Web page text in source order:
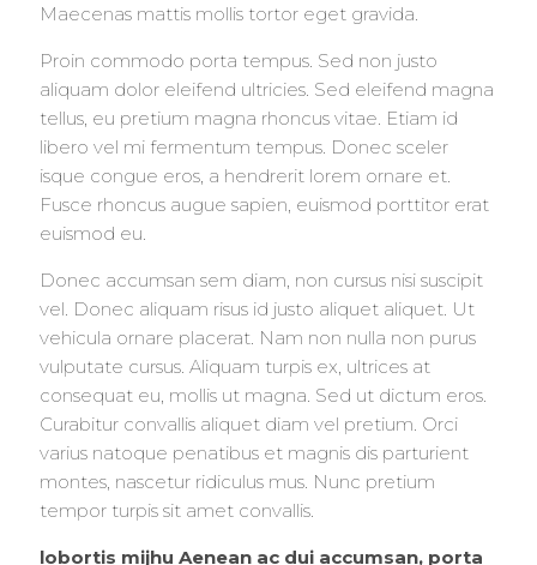
Maecenas mattis mollis tortor eget gravida.
Proin commodo porta tempus. Sed non justo
aliquam dolor eleifend ultricies. Sed eleifend magna
tellus, eu pretium magna rhoncus vitae. Etiam id
libero vel mi fermentum tempus. Donec sceler
isque congue eros, a hendrerit lorem ornare et.
Fusce rhoncus augue sapien, euismod porttitor erat
euismod eu.
Donec accumsan sem diam, non cursus nisi suscipit
vel. Donec aliquam risus id justo aliquet aliquet. Ut
vehicula ornare placerat. Nam non nulla non purus
vulputate cursus. Aliquam turpis ex, ultrices at
consequat eu, mollis ut magna. Sed ut dictum eros.
Curabitur convallis aliquet diam vel pretium. Orci
varius natoque penatibus et magnis dis parturient
montes, nascetur ridiculus mus. Nunc pretium
tempor turpis sit amet convallis.
lobortis mijhu Aenean ac dui accumsan, porta